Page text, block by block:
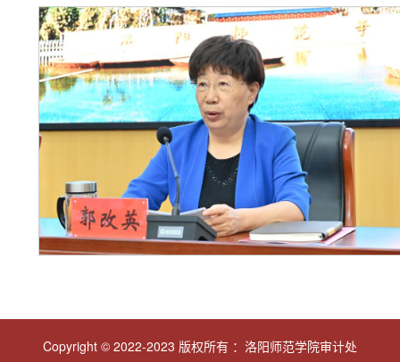
Copyright © 2022-2023 版权所有 ：洛阳师范学院审计处